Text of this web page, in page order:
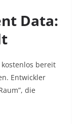
Data:
bereit
Entwickler
die